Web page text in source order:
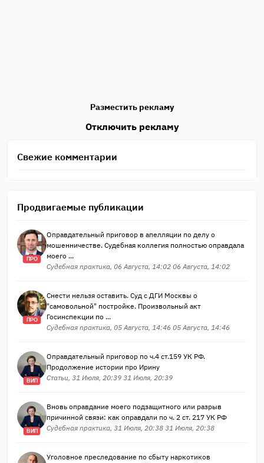
Разместить рекламу
Отключить рекламу
Свежие комментарии
Продвигаемые публикации
ПРО
Оправдательный приговор в апелляции по делу о
мошенничестве. Судебная коллегия полностью оправдала
моего ...
Судебная практика, 06 Августа, 14:02 06 Августа, 14:02
ПРО
Снести нельзя оставить. Суд с ДГИ Москвы о
"самовольной" постройке. Произвольный акт
Госинспекции по ...
Судебная практика, 05 Августа, 14:46 05 Августа, 14:46
ВИП
Оправдательный приговор по ч.4 ст.159 УК РФ.
Продолжение истории про Ирину
Статьи, 31 Июля, 20:39 31 Июля, 20:39
ВИП
Вновь оправдание моего подзащитного или разрыв
причинной связи: как оправдали по ч. 2 ст. 217 УК РФ
Судебная практика, 31 Июля, 20:38 31 Июля, 20:38
Уголовное преследование по сбыту наркотиков